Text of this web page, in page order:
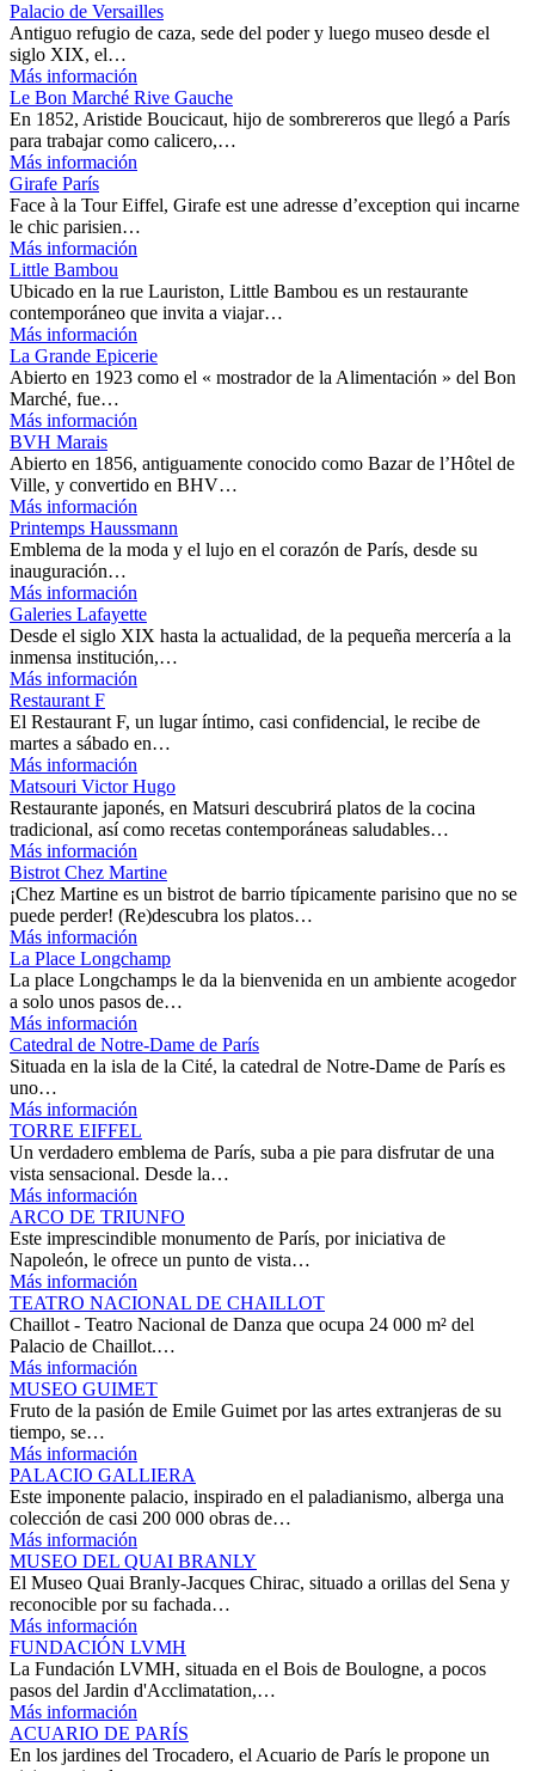
Palacio de Versailles
Antiguo refugio de caza, sede del poder y luego museo desde el
siglo XIX, el…
Más información
Le Bon Marché Rive Gauche
En 1852, Aristide Boucicaut, hijo de sombrereros que llegó a París
para trabajar como calicero,…
Más información
Girafe París
Face à la Tour Eiffel, Girafe est une adresse d’exception qui incarne
le chic parisien…
Más información
Little Bambou
Ubicado en la rue Lauriston, Little Bambou es un restaurante
contemporáneo que invita a viajar…
Más información
La Grande Epicerie
Abierto en 1923 como el « mostrador de la Alimentación » del Bon
Marché, fue…
Más información
BVH Marais
Abierto en 1856, antiguamente conocido como Bazar de l’Hôtel de
Ville, y convertido en BHV…
Más información
Printemps Haussmann
Emblema de la moda y el lujo en el corazón de París, desde su
inauguración…
Más información
Galeries Lafayette
Desde el siglo XIX hasta la actualidad, de la pequeña mercería a la
inmensa institución,…
Más información
Restaurant F
El Restaurant F, un lugar íntimo, casi confidencial, le recibe de
martes a sábado en…
Más información
Matsouri Victor Hugo
Restaurante japonés, en Matsuri descubrirá platos de la cocina
tradicional, así como recetas contemporáneas saludables…
Más información
Bistrot Chez Martine
¡Chez Martine es un bistrot de barrio típicamente parisino que no se
puede perder! (Re)descubra los platos…
Más información
La Place Longchamp
La place Longchamps le da la bienvenida en un ambiente acogedor
a solo unos pasos de…
Más información
Catedral de Notre-Dame de París
Situada en la isla de la Cité, la catedral de Notre-Dame de París es
uno…
Más información
TORRE EIFFEL
Un verdadero emblema de París, suba a pie para disfrutar de una
vista sensacional. Desde la…
Más información
ARCO DE TRIUNFO
Este imprescindible monumento de París, por iniciativa de
Napoleón, le ofrece un punto de vista…
Más información
TEATRO NACIONAL DE CHAILLOT
Chaillot - Teatro Nacional de Danza que ocupa 24 000 m² del
Palacio de Chaillot.…
Más información
MUSEO GUIMET
Fruto de la pasión de Emile Guimet por las artes extranjeras de su
tiempo, se…
Más información
PALACIO GALLIERA
Este imponente palacio, inspirado en el paladianismo, alberga una
colección de casi 200 000 obras de…
Más información
MUSEO DEL QUAI BRANLY
El Museo Quai Branly-Jacques Chirac, situado a orillas del Sena y
reconocible por su fachada…
Más información
FUNDACIÓN LVMH
La Fundación LVMH, situada en el Bois de Boulogne, a pocos
pasos del Jardin d'Acclimatation,…
Más información
ACUARIO DE PARÍS
En los jardines del Trocadero, el Acuario de París le propone un